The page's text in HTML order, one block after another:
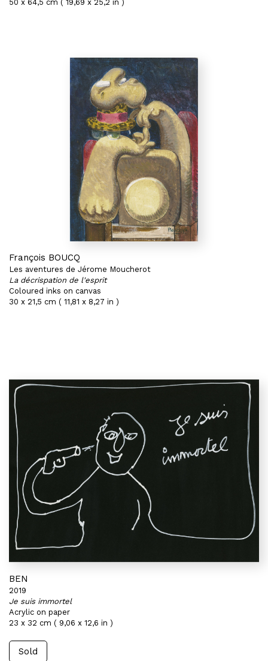
50 x 64,5 cm ( 19,69 x 25,2 in )
François BOUCQ
Les aventures de Jérome Moucherot
La décrispation de l'esprit
Coloured inks on canvas
30 x 21,5 cm ( 11,81 x 8,27 in )
BEN
2019
Je suis immortel
Acrylic on paper
23 x 32 cm ( 9,06 x 12,6 in )
Sold